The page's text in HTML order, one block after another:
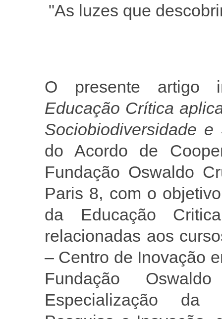
"As luzes que
O presente artigo
Educação Crítica
Sociobiodiversidade
do Acordo de
Fundação Oswaldo
Paris 8, com o
da Educação
relacionadas aos
– Centro de Inovação
Fundação
Especialização da